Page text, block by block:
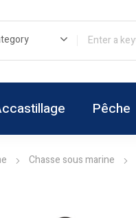
Pêche
Chasse sous marine